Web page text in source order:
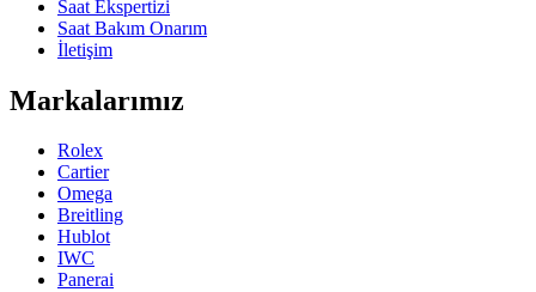
Saat Ekspertizi
Saat Bakım Onarım
İletişim
Markalarımız
Rolex
Cartier
Omega
Breitling
Hublot
IWC
Panerai